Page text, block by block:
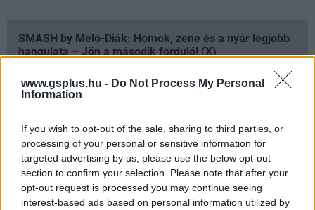
www.gsplus.hu - Do Not Process My Personal
Information
If you wish to opt-out of the sale, sharing to third parties, or
processing of your personal or sensitive information for
targeted advertising by us, please use the below opt-out
section to confirm your selection. Please note that after your
opt-out request is processed you may continue seeing
interest-based ads based on personal information utilized by
SMASH by Meló-Diák: Homok, zene és a nyár legjobb
hangulata – Jön a második forduló! (X)
sorozat.
Címkék: #anne hathaway
quinn